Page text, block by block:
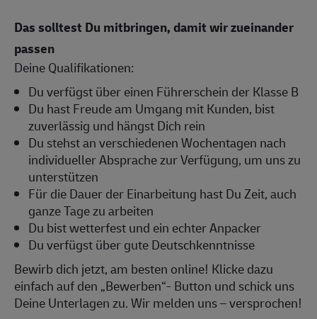
Das solltest Du mitbringen, damit wir zueinander
passen
Deine Qualifikationen:
Du verfügst über einen Führerschein der Klasse B
Du hast Freude am Umgang mit Kunden, bist
zuverlässig und hängst Dich rein
Du stehst an verschiedenen Wochentagen nach
individueller Absprache zur Verfügung, um uns zu
unterstützen
Für die Dauer der Einarbeitung hast Du Zeit, auch
ganze Tage zu arbeiten
Du bist wetterfest und ein echter Anpacker
Du verfügst über gute Deutschkenntnisse
Bewirb dich jetzt, am besten online! Klicke dazu
einfach auf den „Bewerben“- Button und schick uns
Deine Unterlagen zu. Wir melden uns – versprochen!